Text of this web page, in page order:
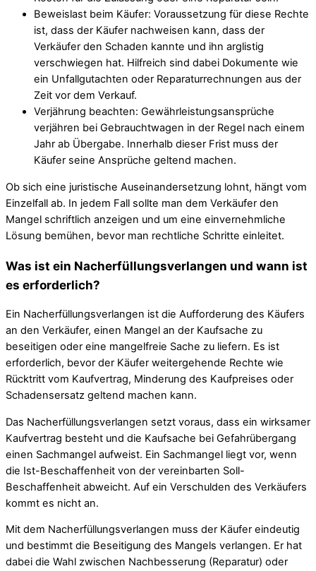
Beweislast beim Käufer: Voraussetzung für diese Rechte
ist, dass der Käufer nachweisen kann, dass der
Verkäufer den Schaden kannte und ihn arglistig
verschwiegen hat. Hilfreich sind dabei Dokumente wie
ein Unfallgutachten oder Reparaturrechnungen aus der
Zeit vor dem Verkauf.
Verjährung beachten: Gewährleistungsansprüche
verjähren bei Gebrauchtwagen in der Regel nach einem
Jahr ab Übergabe. Innerhalb dieser Frist muss der
Käufer seine Ansprüche geltend machen.
Ob sich eine juristische Auseinandersetzung lohnt, hängt vom
Einzelfall ab. In jedem Fall sollte man dem Verkäufer den
Mangel schriftlich anzeigen und um eine einvernehmliche
Lösung bemühen, bevor man rechtliche Schritte einleitet.
Was ist ein Nacherfüllungsverlangen und wann ist
es erforderlich?
Ein Nacherfüllungsverlangen ist die Aufforderung des Käufers
an den Verkäufer, einen Mangel an der Kaufsache zu
beseitigen oder eine mangelfreie Sache zu liefern. Es ist
erforderlich, bevor der Käufer weitergehende Rechte wie
Rücktritt vom Kaufvertrag, Minderung des Kaufpreises oder
Schadensersatz geltend machen kann.
Das Nacherfüllungsverlangen setzt voraus, dass ein wirksamer
Kaufvertrag besteht und die Kaufsache bei Gefahrübergang
einen Sachmangel aufweist. Ein Sachmangel liegt vor, wenn
die Ist-Beschaffenheit von der vereinbarten Soll-
Beschaffenheit abweicht. Auf ein Verschulden des Verkäufers
kommt es nicht an.
Mit dem Nacherfüllungsverlangen muss der Käufer eindeutig
und bestimmt die Beseitigung des Mangels verlangen. Er hat
dabei die Wahl zwischen Nachbesserung (Reparatur) oder